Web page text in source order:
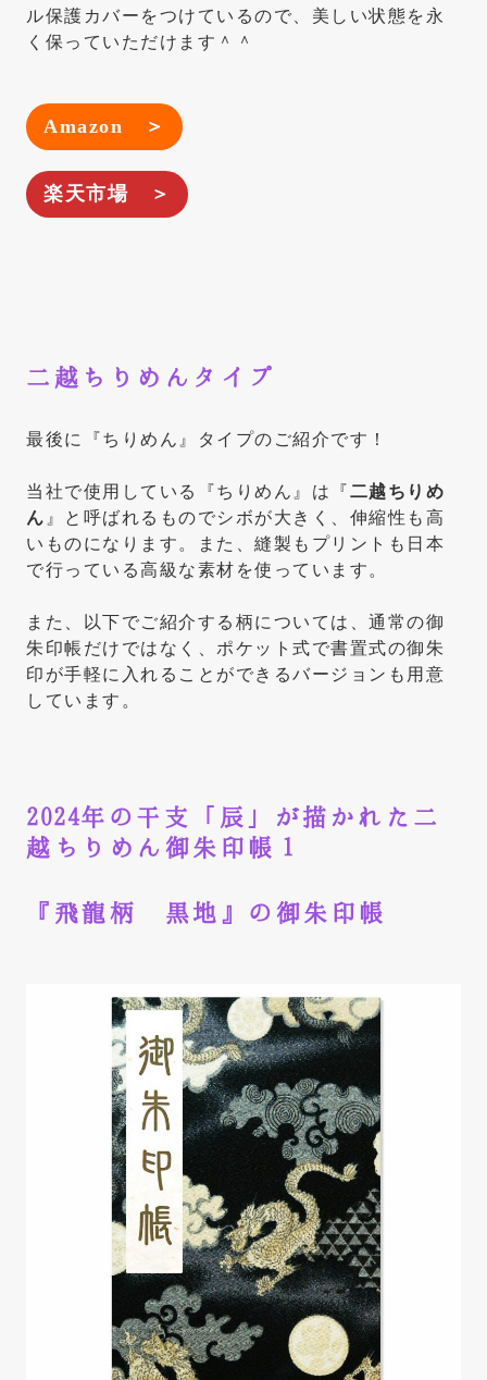
ル保護カバーをつけているので、美しい状態を永
く保っていただけます＾＾
Amazon ＞
楽天市場 ＞
二越ちりめんタイプ
最後に『ちりめん』タイプのご紹介です！
当社で使用している『ちりめん』は『二越ちりめ
ん 』と呼ばれるものでシボが大きく、伸縮性も高
いものになります。また、縫製もプリントも日本
で行っている高級な素材を使っています。
また、以下でご紹介する柄については、通常の御
朱印帳だけではなく、ポケット式で書置式の御朱
印が手軽に入れることができるバージョンも用意
しています。
2024年の干支「辰」が描かれた二
越ちりめん御朱印帳１
『飛龍柄 黒地』の御朱印帳